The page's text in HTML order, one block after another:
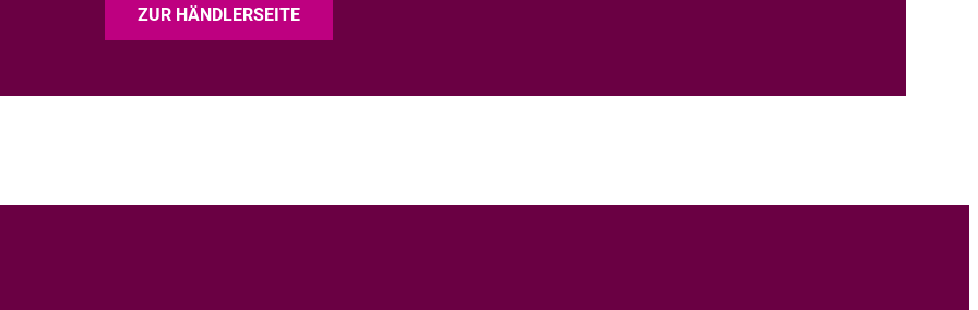
ZUR HÄNDLERSEITE